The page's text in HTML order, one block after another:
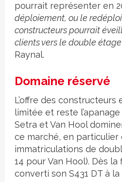
pourrait représenter en
déploiement, ou le
constructeurs pourrait
clients vers le double étage
Raynal.
Domaine réservé
L’offre des
limitée et reste
Setra et Van Hool
ce marché, en particulier
immatriculations de
14 pour Van Hool). Dès la
converti son S431 DT à la